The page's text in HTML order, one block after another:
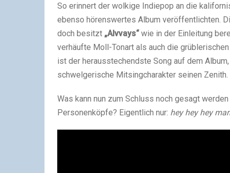
So erinnert der wolkige Indiepop an die
ebenso hörenswertes Album veröffentlichten.
doch besitzt „Alvvays“wie in der Einleitung
verhäufte Moll-Tonart als auch die
ist der herausstechendste Song auf dem
schwelgerische Mitsingcharakter seinen Zenith.
Was kann nun zum Schluss noch gesagt
Personenköpfe? Eigentlich nur: hey hey hey